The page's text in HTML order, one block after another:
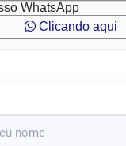
WhatsApp
Clicando aqui